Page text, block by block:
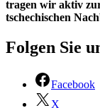
tragen wir aktiv
tschechischen
Folgen Sie
Facebook
X